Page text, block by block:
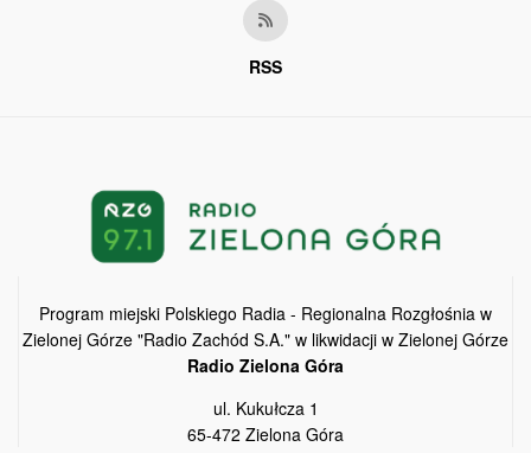
RSS
Program miejski Polskiego Radia - Regionalna Rozgłośnia w
Zielonej Górze "Radio Zachód S.A." w likwidacji w Zielonej Górze
Radio Zielona Góra
ul. Kukułcza 1
65-472 Zielona Góra